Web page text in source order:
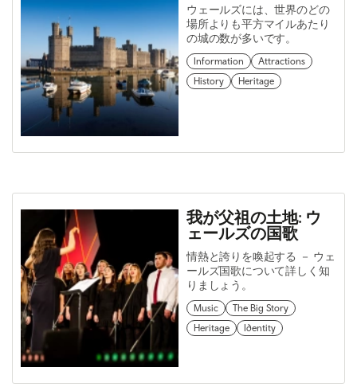
ウェールズには、世界のどの
場所よりも平方マイルあたり
の城の数が多いです。
Information
Attractions
History
Heritage
我が父祖の土地: ウ
ェールズの国歌
情熱と誇りを喚起する － ウェ
ールズ国歌について詳しく知
りましょう。
Music
The Big Story
Heritage
Identity